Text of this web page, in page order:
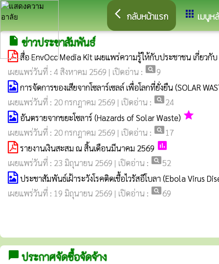
arrow_back_ios กลับหน้าแรก apps เมนูห
insert_drive_file ข่าวประชาสัมพันธ์
สื่อ EnvOcc Media Kit เผยแพร่ความรู้ให้กับประชาชน เกี่ย
เผยแพร่วันที่ : 4 สิงหาคม 2569 | เปิดอ่าน : pageview9
การจัดการของเสียจากโซลาร์เซลล์ เพื่อโลกที่ยั่งยืน (SOLAR
เผยแพร่วันที่ : 20 กรกฎาคม 2569 | เปิดอ่าน : pageview24
อันตรายจากขยะโซลาร์ (Hazards of Solar Waste) grade
เผยแพร่วันที่ : 20 กรกฎาคม 2569 | เปิดอ่าน : pageview17
รายงานเงินสะสม ณ สิ้นเดือนมีนาคม 2569 poll
เผยแพร่วันที่ : 23 มิถุนายน 2569 | เปิดอ่าน : pageview52
ประชาสัมพันธ์เฝ้าระวังโรคติดเชื้อไวรัสอีโบลา (Ebola Virus
เผยแพร่วันที่ : 19 มิถุนายน 2569 | เปิดอ่าน : pageview69
chat_bubble ประกาศจัดซื้อจัดจ้าง